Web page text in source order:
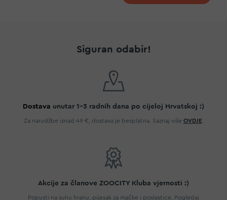
Siguran odabir!
Dostava unutar 1-3 radnih dana po cijeloj Hrvatskoj :)
Za narudžbe iznad 49 €, dostava je besplatna. Saznaj više OVDJE
Akcije za članove ZOOCITY Kluba vjernosti :)
Popusti na suhu hranu, pijesak za mačke i poslastice. Pogledaj